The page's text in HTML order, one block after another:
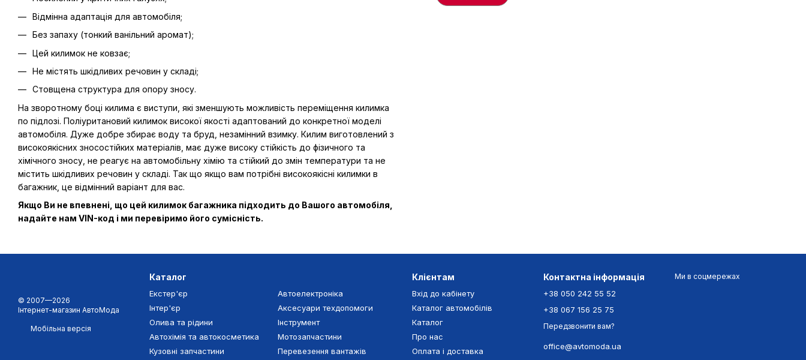
Відмінна адаптація для автомобіля;
Без запаху (тонкий ванільний аромат);
Цей килимок не ковзає;
Не містять шкідливих речовин у складі;
Стовщена структура для опору зносу.
На зворотному боці килима є виступи, які зменшують можливість переміщення килимка
по підлозі. Поліуритановий килимок високої якості адаптований до конкретної моделі
автомобіля. Дуже добре збирає воду та бруд, незамінний взимку. Килим виготовлений з
високоякісних зносостійких матеріалів, має дуже високу стійкість до фізичного та
хімічного зносу, не реагує на автомобільну хімію та стійкий до змін температури та не
містить шкідливих речовин у складі. Так що якщо вам потрібні високоякісні килимки в
багажник, це відмінний варіант для вас.
Якщо Ви не впевнені, що цей килимок багажника підходить до Вашого автомобіля,
надайте нам VIN-код і ми перевіримо його сумісність.
© 2007—2026
Інтернет-магазин АвтоМода
Мобільна версія
Каталог
Екстер'єр
Інтер'єр
Олива та рідини
Автохімія та автокосметика
Кузовні запчастини
Автоелектроніка
Аксесуари техдопомоги
Інструмент
Мотозапчастини
Перевезення вантажів
Клієнтам
Вхід до кабінету
Каталог автомобілів
Каталог
Про нас
Оплата і доставка
Контактна інформація
+38 050 242 55 52
+38 067 156 25 75
Передзвонити вам?
office@avtomoda.ua
Ми в соцмережах